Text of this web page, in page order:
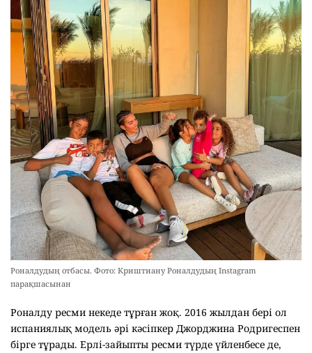
Роналдудың отбасы. Фото: Криштиану Роналдудың Instagram
парақшасынан
Роналду ресми некеде тұрған жоқ. 2016 жылдан бері ол
испаниялық модель әрі кәсіпкер Джорджина Родригеспен
бірге тұрады. Ерлі-зайыпты ресми түрде үйленбесе де,